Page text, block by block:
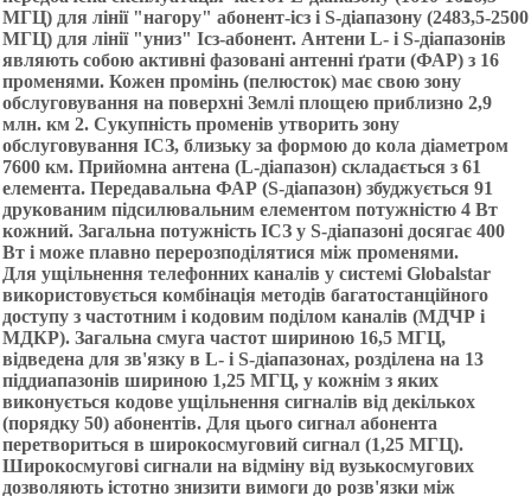
МГЦ) для лінії "нагору" абонент-ісз і S-діапазону (2483,5-2500
МГЦ) для лінії "униз" Ісз-абонент. Антени L- і S-діапазонів
являють собою активні фазовані антенні ґрати (ФАР) з 16
променями. Кожен промінь (пелюсток) має свою зону
обслуговування на поверхні Землі площею приблизно 2,9
млн. км 2. Сукупність променів утворить зону
обслуговування ІСЗ, близьку за формою до кола діаметром
7600 км. Прийомна антена (L-діапазон) складається з 61
елемента. Передавальна ФАР (S-діапазон) збуджується 91
друкованим підсилювальним елементом потужністю 4 Вт
кожний. Загальна потужність ІСЗ у S-діапазоні досягає 400
Вт і може плавно перерозподілятися між променями.
Для ущільнення телефонних каналів у системі Globalstar
використовується комбінація методів багатостанційного
доступу з частотним і кодовим поділом каналів (МДЧР і
МДКР). Загальна смуга частот шириною 16,5 МГЦ,
відведена для зв'язку в L- і S-діапазонах, розділена на 13
піддиапазонів шириною 1,25 МГЦ, у кожнім з яких
виконується кодове ущільнення сигналів від декількох
(порядку 50) абонентів. Для цього сигнал абонента
перетвориться в широкосмуговий сигнал (1,25 МГЦ).
Широкосмугові сигнали на відміну від вузькосмугових
дозволяють істотно знизити вимоги до розв'язки між